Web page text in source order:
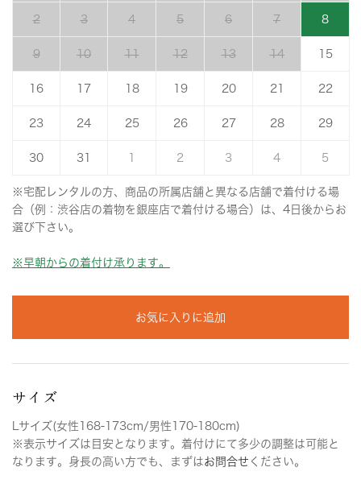
2 3 4 5 6 7 8
9 10 11 12 13 14 15
16 17 18 19 20 21 22
23 24 25 26 27 28 29
30 31 2 3 4 5
※宅配レンタルの方、商品の所属店舗と異なる店舗で着付ける場
合（例：渋谷店の着物を銀座店で着付ける場合）は、4日後からお
選び下さい。
※早朝からの着付け承ります。
お気に入りに追加
サイズ
Lサイズ(女性168-173cm/男性170-180cm)
※表示サイズは目安となります。着付けにて多少の調整は可能と
なります。身長の高い方でも、まずはお問合せ ください。